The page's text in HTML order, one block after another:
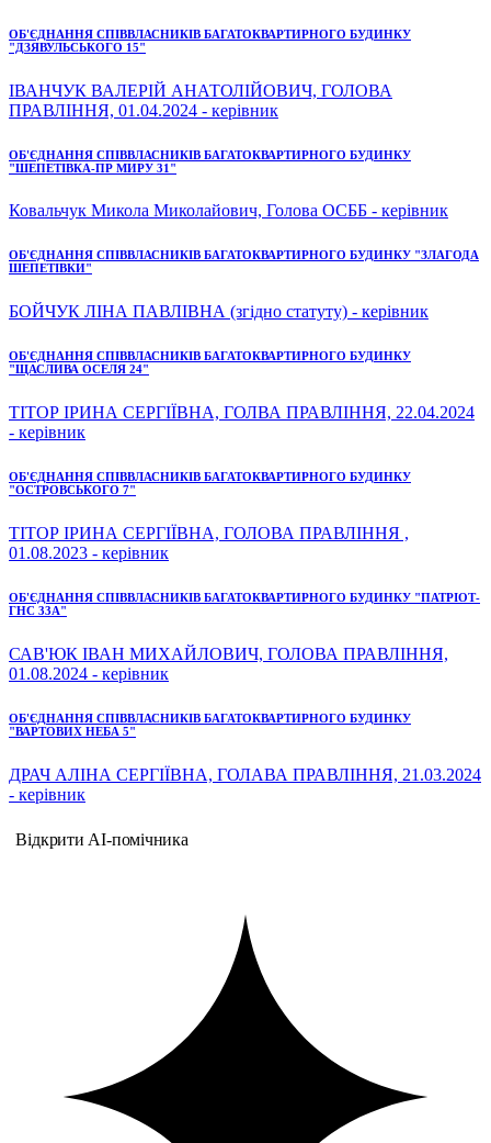
ОБ'ЄДНАННЯ СПІВВЛАСНИКІВ БАГАТОКВАРТИРНОГО БУДИНКУ
"ДЗЯВУЛЬСЬКОГО 15"
ІВАНЧУК ВАЛЕРІЙ АНАТОЛІЙОВИЧ, ГОЛОВА
ПРАВЛІННЯ, 01.04.2024 - керівник
ОБ'ЄДНАННЯ СПІВВЛАСНИКІВ БАГАТОКВАРТИРНОГО БУДИНКУ
"ШЕПЕТІВКА-ПР МИРУ 31"
Ковальчук Микола Миколайович, Голова ОСББ - керівник
ОБ'ЄДНАННЯ СПІВВЛАСНИКІВ БАГАТОКВАРТИРНОГО БУДИНКУ "ЗЛАГОДА
ШЕПЕТІВКИ"
БОЙЧУК ЛІНА ПАВЛІВНА (згідно статуту) - керівник
ОБ'ЄДНАННЯ СПІВВЛАСНИКІВ БАГАТОКВАРТИРНОГО БУДИНКУ
"ЩАСЛИВА ОСЕЛЯ 24"
ТІТОР ІРИНА СЕРГІЇВНА, ГОЛВА ПРАВЛІННЯ, 22.04.2024
- керівник
ОБ'ЄДНАННЯ СПІВВЛАСНИКІВ БАГАТОКВАРТИРНОГО БУДИНКУ
"ОСТРОВСЬКОГО 7"
ТІТОР ІРИНА СЕРГІЇВНА, ГОЛОВА ПРАВЛІННЯ ,
01.08.2023 - керівник
ОБ'ЄДНАННЯ СПІВВЛАСНИКІВ БАГАТОКВАРТИРНОГО БУДИНКУ "ПАТРІОТ-
ГНС 33А"
САВ'ЮК ІВАН МИХАЙЛОВИЧ, ГОЛОВА ПРАВЛІННЯ,
01.08.2024 - керівник
ОБ'ЄДНАННЯ СПІВВЛАСНИКІВ БАГАТОКВАРТИРНОГО БУДИНКУ
"ВАРТОВИХ НЕБА 5"
ДРАЧ АЛІНА СЕРГІЇВНА, ГОЛАВА ПРАВЛІННЯ, 21.03.2024
- керівник
Відкрити AI-помічника